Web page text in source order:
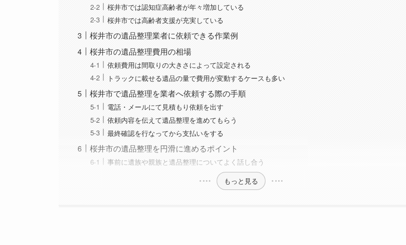
桜井市では認知症高齢者が年々増加している
桜井市では高齢者支援が充実している
桜井市の遺品整理業者に依頼できる作業例
桜井市の遺品整理費用の相場
依頼費用は間取りの大きさによって設定される
トラックに載せる遺品の量で費用が変動するケースも多い
桜井市で遺品整理を業者へ依頼する際の手順
電話・メールにて見積もり依頼を出す
依頼内容を伝えて遺品整理を進めてもらう
最終確認を行なってから支払いをする
桜井市の遺品整理を円滑に進めるポイント
事前に遺族や親族と遺品整理についてよく話し合う
もっと見る